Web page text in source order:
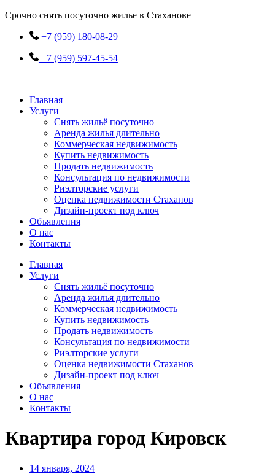
Перейти
содержимому
Срочно снять посуточно жилье в Стаханове
+7 (959) 180-08-29
+7 (959) 597-45-54
Главная
Услуги
Снять жильё посуточно
Аренда жилья длительно
Коммерческая недвижимость
Купить недвижимость
Продать недвижимость
Консультация по недвижимости
Риэлторские услуги
Оценка недвижимости Стаханов
Дизайн-проект под ключ
Объявления
О нас
Контакты
Главная
Услуги
Снять жильё посуточно
Аренда жилья длительно
Коммерческая недвижимость
Купить недвижимость
Продать недвижимость
Консультация по недвижимости
Риэлторские услуги
Оценка недвижимости Стаханов
Дизайн-проект под ключ
Объявления
О нас
Контакты
Квартира город Кировск
14 января, 2024